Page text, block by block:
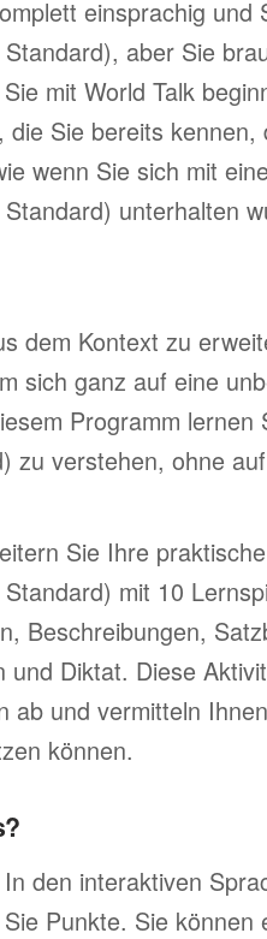
einsprachig und
aber Sie
mit World Talk
die Sie bereits
wenn Sie sich mit
unterhalten
dem Kontext zu
sich ganz auf eine
Programm lernen
zu verstehen, ohne
Sie Ihre
mit 10
Beschreibungen,
und Diktat. Diese
ab und vermitteln
können.
In den interaktiven
Sie Punkte. Sie können